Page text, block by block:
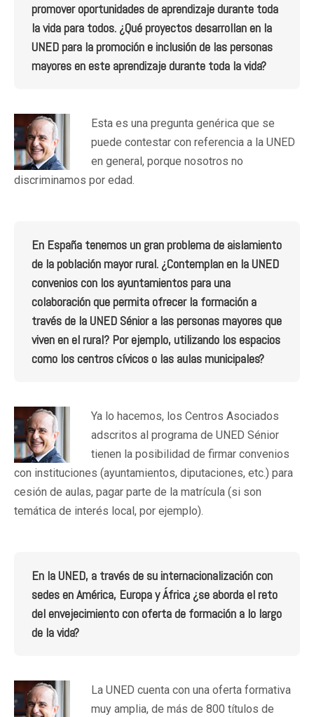
promover oportunidades de aprendizaje durante toda
la vida para todos. ¿Qué proyectos desarrollan en la
UNED para la promoción e inclusión de las personas
mayores en este aprendizaje durante toda la vida?
Esta es una pregunta genérica que se
puede contestar con referencia a la UNED
en general, porque nosotros no
discriminamos por edad.
En España tenemos un gran problema de aislamiento
de la población mayor rural. ¿Contemplan en la UNED
convenios con los ayuntamientos para una
colaboración que permita ofrecer la formación a
través de la UNED Sénior a las personas mayores que
viven en el rural? Por ejemplo, utilizando los espacios
como los centros cívicos o las aulas municipales?
Ya lo hacemos, los Centros Asociados
adscritos al programa de UNED Sénior
tienen la posibilidad de firmar convenios
con instituciones (ayuntamientos, diputaciones, etc.) para
cesión de aulas, pagar parte de la matrícula (si son
temática de interés local, por ejemplo).
En la UNED, a través de su internacionalización con
sedes en América, Europa y África ¿se aborda el reto
del envejecimiento con oferta de formación a lo largo
de la vida?
La UNED cuenta con una oferta formativa
muy amplia, de más de 800 títulos de